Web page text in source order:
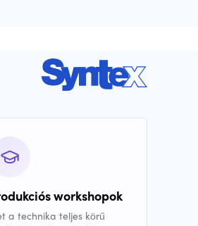
workshopok
a technika teljes körű